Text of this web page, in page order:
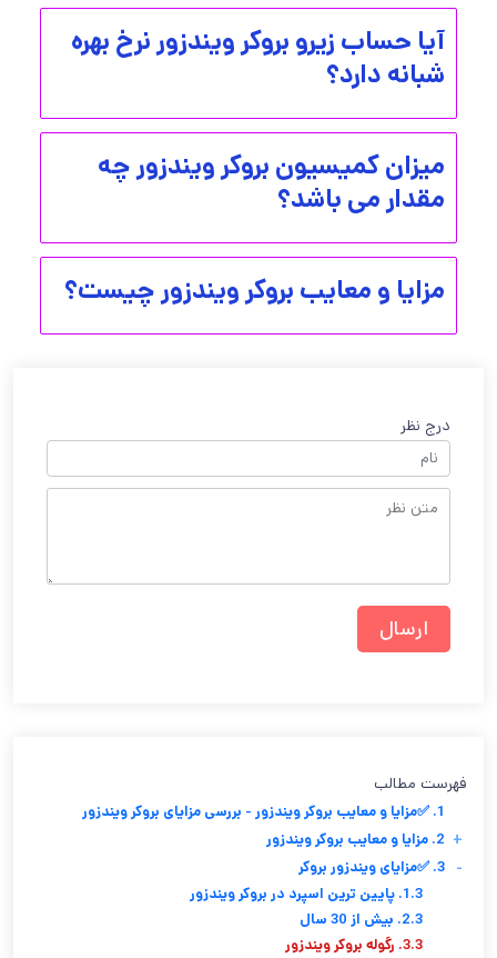
آیا حساب زیرو بروکر ویندزور نرخ بهره
شبانه دارد؟
میزان کمیسیون بروکر ویندزور چه
مقدار می باشد؟
مزایا و معایب بروکر ویندزور چیست؟
درج نظر
فهرست مطالب
1. ✅مزایا و معایب بروکر ویندزور - بررسی مزایای بروکر ویندزور
2. مزایا و معایب بروکر ویندزور +
3. ✅مزایای ویندزور بروکر -
1.3. پایین ترین اسپرد در بروکر ویندزور
2.3. بیش از 30 سال
3.3. رگوله بروکر ویندزور